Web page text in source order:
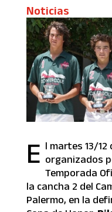
Noticias
E l martes 13/
organizados
Temporada
la cancha 2 del
Palermo, en la